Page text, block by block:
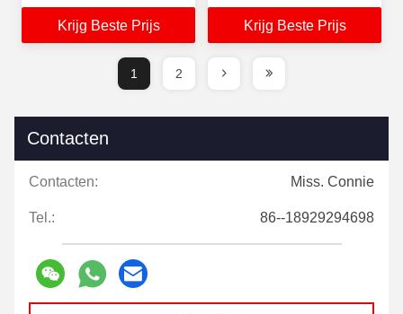
voeding
Krijg Beste Prijs
Counting Packing
Machine voor
Krijg Beste Prijs
1 2
Contacten
Contacten: Miss. Connie
Tel.: 86--18929294698